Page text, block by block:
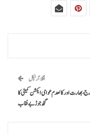
اگلا آرٹیکل
بھارت اور کالعدم عوامی ایکشن کمیٹی کا
گٹھ جوڑ بے نقاب